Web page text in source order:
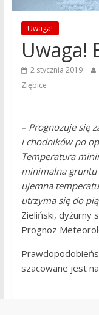
Uwaga!
Uwaga!
2 stycznia 2019
Ziębice
– Prognozuje się
i chodników po
Temperatura
minimalna gruntu
ujemna
utrzyma się do
Zieliński, dyżurny
Prognoz
szacowane jest